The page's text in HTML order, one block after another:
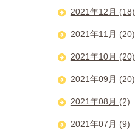
2021年12月 (18)
2021年11月 (20)
2021年10月 (20)
2021年09月 (20)
2021年08月 (2)
2021年07月 (9)